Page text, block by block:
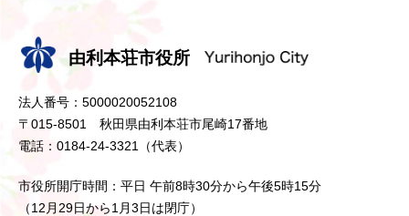
由利本荘市役所
法人番号：5000020052108
〒015-8501 秋田県由利本荘市尾崎17番地
電話：0184-24-3321（代表）
市役所開庁時間：平日 午前8時30分から午後5時15分
（12月29日から1月3日は閉庁）